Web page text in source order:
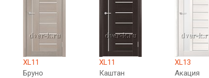
XL11
Бруно
XL11
Каштан
XL13
Акация